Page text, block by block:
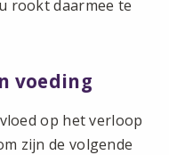
rookt daarmee te
voeding
op het verloop
zijn de volgende